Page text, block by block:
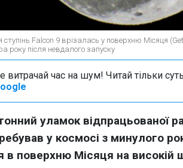
ступінь Falcon 9 врізалась у поверхню Місяця
року після невдалого запуску
витрачай час на шум! Читай тільки
уламок відпрацьованої
у космосі з минулого
в поверхню Місяця на високій